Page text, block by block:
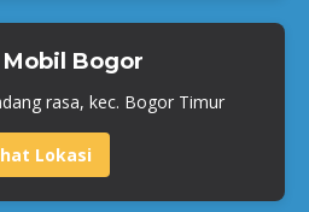
Mobil Bogor
rasa, kec. Bogor Timur
Lokasi